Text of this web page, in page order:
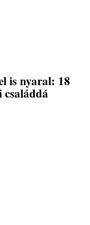
is nyaral: 18
családdá